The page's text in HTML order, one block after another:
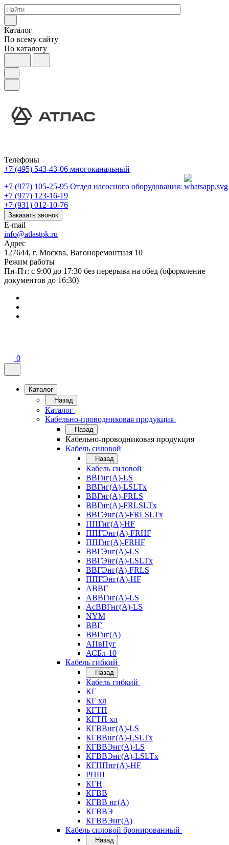
Каталог
По всему сайту
По каталогу
Телефоны
+7 (495) 543-43-06 многоканальный
+7 (977) 105-25-95 Отдел насосного оборудования:
+7 (977) 123-16-19
+7 (931) 012-10-76
Заказать звонок
E-mail
info@atlastpk.ru
Адрес
127644, г. Москва, Вагоноремонтная 10
Режим работы
Пн-Пт: с 9:00 до 17:30 без перерыва на обед (оформление
документов до 16:30)
0
Каталог
Назад
Каталог
Кабельно-проводниковая продукция
Назад
Кабельно-проводниковая продукция
Кабель силовой
Назад
Кабель силовой
ВВГнг(А)-LS
ВВГнг(А)-LSLTx
ВВГнг(А)-FRLS
ВВГнг(А)-FRLSLTx
ВВГЭнг(А)-FRLSLTx
ППГнг(А)-HF
ППГЭнг(А)-FRHF
ППГнг(А)-FRHF
ВВГЭнг(А)-LS
ВВГЭнг(А)-LSLTx
ВВГЭнг(А)-FRLS
ППГЭнг(А)-HF
АВВГ
АВВГнг(А)-LS
АсВВГнг(А)-LS
NYM
ВВГ
ВВГнг(А)
АПвПуг
АСБл-10
Кабель гибкий
Назад
Кабель гибкий
КГ
КГ хл
КГТП
КГТП хл
КГВВнг(А)-LS
КГВВнг(А)-LSLTx
КГВВЭнг(А)-LS
КГВВЭнг(А)-LSLTx
КГППнг(А)-HF
РПШ
КГН
КГВВ
КГВВ нг(А)
КГВВЭ
КГВВЭнг(А)
Кабель силовой бронированный
Назад